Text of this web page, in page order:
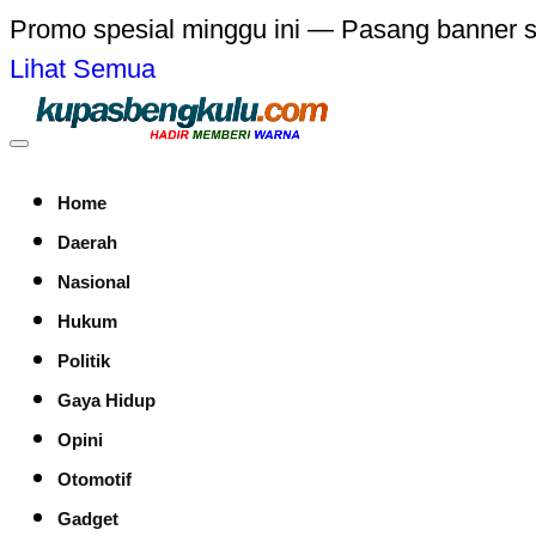
Promo spesial minggu ini — Pasang banner
Lihat Semua
Home
Daerah
Nasional
Hukum
Politik
Gaya Hidup
Opini
Otomotif
Gadget